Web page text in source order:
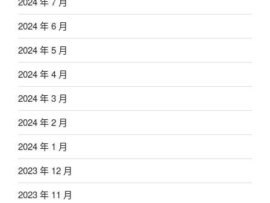
2024 年 6 月
2024 年 5 月
2024 年 4 月
2024 年 3 月
2024 年 2 月
2024 年 1 月
2023 年 12 月
2023 年 11 月